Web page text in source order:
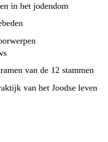
in het jodendom
van de 12 stammen
van het Joodse leven